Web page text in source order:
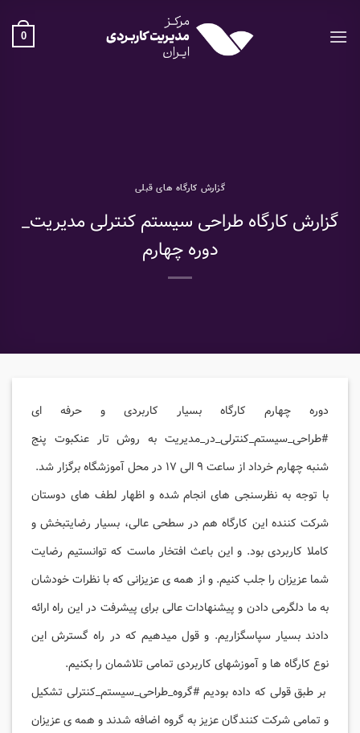
content
0
گزارش کارگاه های قبلی
گزارش کارگاه طراحی سیستم کنترلی مدیریت_
دوره چهارم
دوره چهارم کارگاه بسیار کاربردی و حرفه ای
#طراحی_سیستم_کنترلی_در_مدیریت به روش تار عنکبوت پنج
شنبه چهارم خرداد از ساعت ۹ الی ۱۷ در محل آموزشگاه برگزار شد.
با توجه به نظرسنجی های انجام شده و اظهار لطف های دوستان
شرکت کننده این کارگاه هم در سطحی عالی، بسیار رضایتبخش و
کاملا کاربردی بود. و این باعث افتخار ماست که توانستیم رضایت
شما عزیزان را جلب کنیم. و از همه ی عزیزانی که با نظرات خودشان
به ما دلگرمی دادن و پیشنهادات عالی برای پیشرفت در این راه ارائه
دادند بسیار سپاسگزاریم. و قول میدهیم که در راه گسترش این
نوع کارگاه ها و آموزشهای کاربردی تمامی تلاشمان را بکنیم.
بر طبق قولی که داده بودیم #گروه_طراحی_سیستم_کنترلی تشکیل
و تمامی شرکت کنندگان عزیز به گروه اضافه شدند و همه ی عزیزان